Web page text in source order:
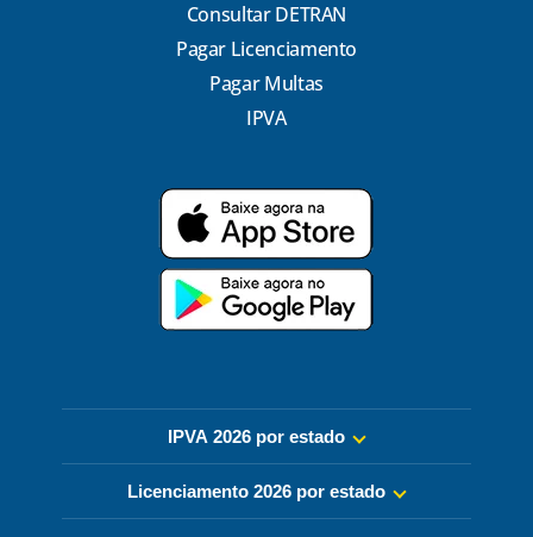
Consultar DETRAN
Pagar Licenciamento
Pagar Multas
IPVA
IPVA 2026 por estado
Licenciamento 2026 por estado